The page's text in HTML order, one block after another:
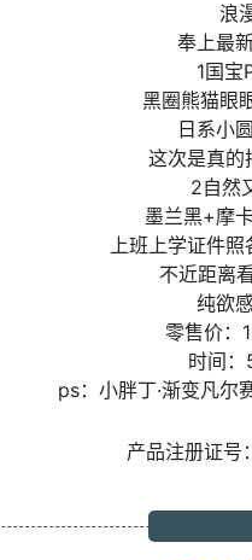
浪
奉上最
1国宝
黑圈熊猫眼
日系小
这次是真的
2自然
墨兰黑+摩
上班上学证件
不近距离
纯欲
零售价：
时间：
ps：小胖丁·渐变凡尔
产品注册证号：